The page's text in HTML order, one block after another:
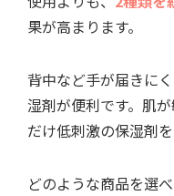
果が高まります。
背中など手が届きに
湿剤が便利です。肌
だけ低刺激の保湿剤
どのような商品を選